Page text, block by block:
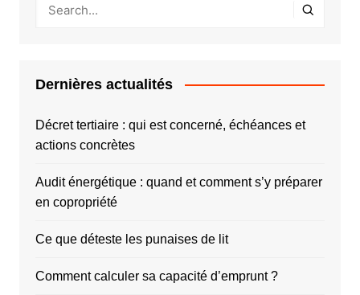
Dernières actualités
Décret tertiaire : qui est concerné, échéances et
actions concrètes
Audit énergétique : quand et comment s’y préparer
en copropriété
Ce que déteste les punaises de lit
Comment calculer sa capacité d’emprunt ?